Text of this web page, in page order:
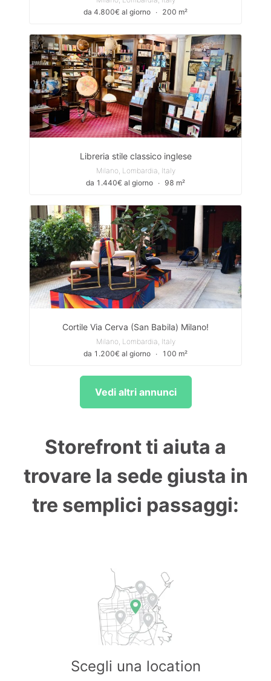
da 4.800€ al giorno ∙ 200 m²
Libreria stile classico inglese
Milano, Lombardia, Italy
da 1.440€ al giorno ∙ 98 m²
Cortile Via Cerva (San Babila) Milano!
Milano, Lombardia, Italy
da 1.200€ al giorno ∙ 100 m²
Vedi altri annunci
Storefront ti aiuta a
trovare la sede giusta in
tre semplici passaggi:
Scegli una location